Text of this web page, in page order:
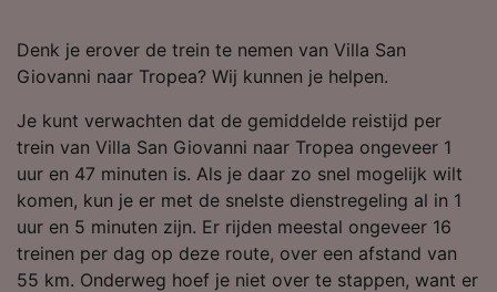
Denk je erover de trein te nemen van Villa San
Giovanni naar Tropea? Wij kunnen je helpen.
Je kunt verwachten dat de gemiddelde reistijd per
trein van Villa San Giovanni naar Tropea ongeveer 1
uur en 47 minuten is. Als je daar zo snel mogelijk wilt
komen, kun je er met de snelste dienstregeling al in 1
uur en 5 minuten zijn. Er rijden meestal ongeveer 16
treinen per dag op deze route, over een afstand van
55 km. Onderweg hoef je niet over te stappen, want er